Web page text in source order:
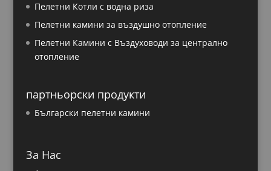
Пелетни Котли с водна риза
Пелетни камини за въздушно отопление
Пелетни Камини с Въздуховоди за централно
отопление
партньорски продукти
Български пелетни камини
За Нас